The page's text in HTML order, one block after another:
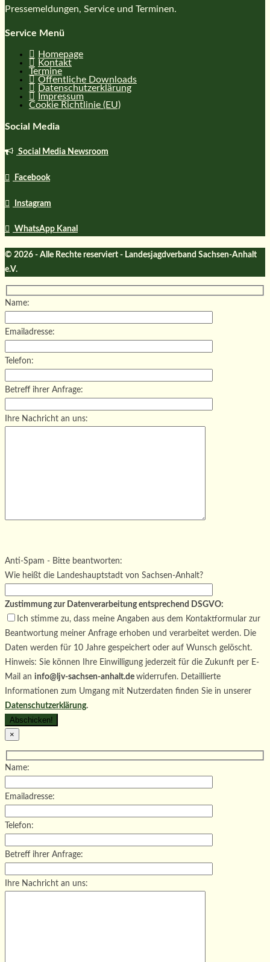
Pressemeldungen, Service und Terminen.
Service Menü
Homepage
Kontakt
Termine
Öffentliche Downloads
Datenschutzerklärung
Impressum
Cookie Richtlinie (EU)
Social Media
Social Media Newsroom
Facebook
Instagram
WhatsApp Kanal
© 2026 - Alle Rechte reserviert - Landesjagdverband Sachsen-Anhalt
e.V.
Name:
Emailadresse:
Telefon:
Betreff ihrer Anfrage:
Ihre Nachricht an uns:
Bitte lasse dieses Feld leer.
Anti-Spam - Bitte beantworten:
Wie heißt die Landeshauptstadt von Sachsen-Anhalt?
Zustimmung zur Datenverarbeitung entsprechend DSGVO:
Ich stimme zu, dass meine Angaben aus dem Kontaktformular zur
Beantwortung meiner Anfrage erhoben und verarbeitet werden. Die
Daten werden für 10 Jahre gespeichert oder auf Wunsch gelöscht.
Hinweis: Sie können Ihre Einwilligung jederzeit für die Zukunft per E-
Mail an info@ljv-sachsen-anhalt.de widerrufen. Detaillierte
Informationen zum Umgang mit Nutzerdaten finden Sie in unserer
Datenschutzerklärung.
×
Name:
Emailadresse:
Telefon:
Betreff ihrer Anfrage:
Ihre Nachricht an uns: